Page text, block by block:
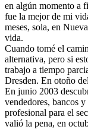
en algún momento a
fue la mejor de mi
meses, sola, en
vida.
Cuando tomé el
alternativa, pero si
trabajo a tiempo
Dresden. En otoño
En junio 2003
vendedores, bancos
profesional para el
valió la pena, en